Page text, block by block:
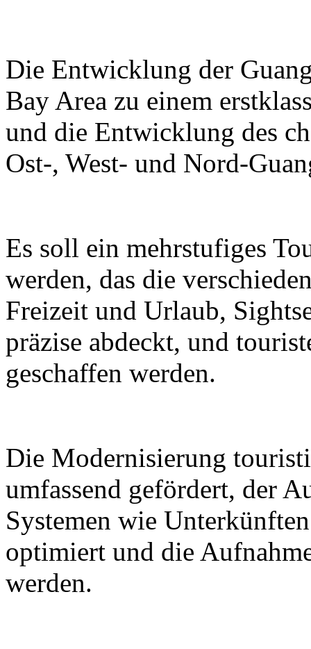
Die Entwicklung der
Bay Area zu einem
und die Entwicklung des
Ost-, West- und Nord-
Es soll ein mehrstufiges
werden, das die
Freizeit und Urlaub,
präzise abdeckt, und
geschaffen werden.
Die Modernisierung
umfassend gefördert, der
Systemen wie
optimiert und die
werden.